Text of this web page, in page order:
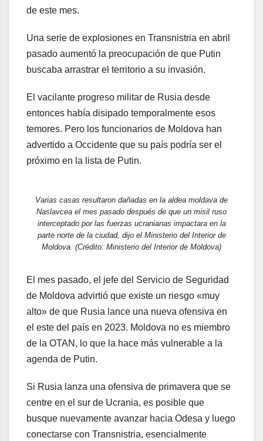
de este mes.
Una serie de explosiones en Transnistria en abril
pasado aumentó la preocupación de que Putin
buscaba arrastrar el territorio a su invasión.
El vacilante progreso militar de Rusia desde
entonces había disipado temporalmente esos
temores. Pero los funcionarios de Moldova han
advertido a Occidente que su país podría ser el
próximo en la lista de Putin.
Varias casas resultaron dañadas en la aldea moldava de
Naslavcea el mes pasado después de que un misil ruso
interceptado por las fuerzas ucranianas impactara en la
parte norte de la ciudad, dijo el Ministerio del Interior de
Moldova. (Crédito: Ministerio del Interior de Moldova)
El mes pasado, el jefe del Servicio de Seguridad
de Moldova advirtió que existe un riesgo «muy
alto» de que Rusia lance una nueva ofensiva en
el este del país en 2023. Moldova no es miembro
de la OTAN, lo que la hace más vulnerable a la
agenda de Putin.
Si Rusia lanza una ofensiva de primavera que se
centre en el sur de Ucrania, es posible que
busque nuevamente avanzar hacia Odesa y luego
conectarse con Transnistria, esencialmente